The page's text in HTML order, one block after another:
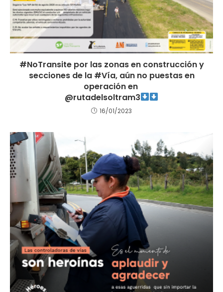
#NoTransite por las zonas en construcción y
secciones de la #Vía, aún no puestas en
operación en
@rutadelsoltram3
16/01/2023